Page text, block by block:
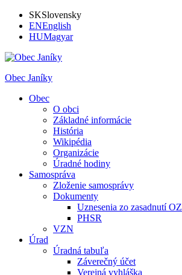
SKSlovensky
ENEnglish
HUMagyar
Obec Janíky
Obec
O obci
Základné informácie
História
Wikipédia
Organizácie
Úradné hodiny
Samospráva
Zloženie samosprávy
Dokumenty
Uznesenia zo zasadnutí OZ
PHSR
VZN
Úrad
Úradná tabuľa
Záverečný účet
Verejná vyhláška